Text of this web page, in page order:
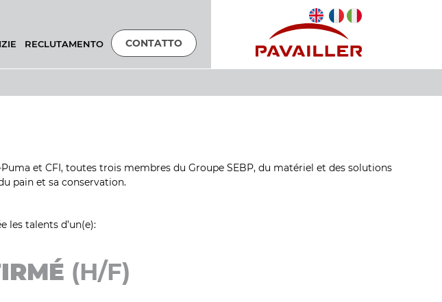
RECLUTAMENTO CONTATTO
et CFI, toutes trois membres du Groupe SEBP, du matériel et des solutions
pain et sa conservation.
les talents d’un(e):
(H/F)